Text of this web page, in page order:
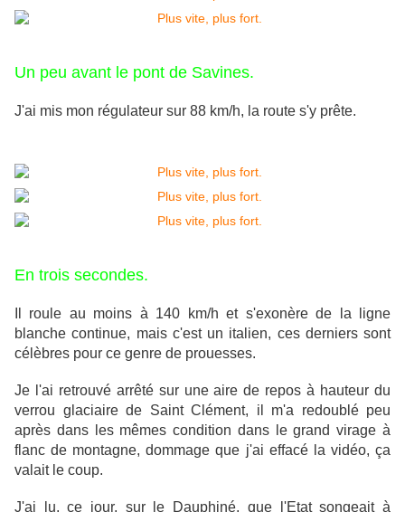
Un peu avant le pont de Savines.
J'ai mis mon régulateur sur 88 km/h, la route s'y prête.
En trois secondes.
Il roule au moins à 140 km/h et s'exonère de la ligne
blanche continue, mais c'est un italien, ces derniers sont
célèbres pour ce genre de prouesses.
Je l'ai retrouvé arrêté sur une aire de repos à hauteur du
verrou glaciaire de Saint Clément, il m'a redoublé peu
après dans les mêmes condition dans le grand virage à
flanc de montagne, dommage que j'ai effacé la vidéo, ça
valait le coup.
J'ai lu, ce jour, sur le Dauphiné, que l'Etat songeait à